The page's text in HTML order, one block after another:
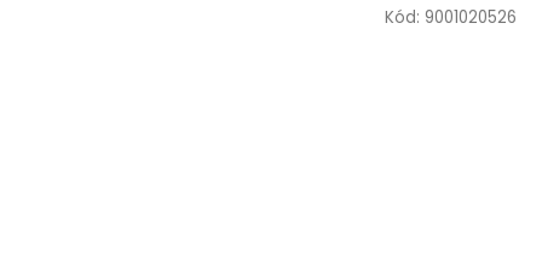
Kód: 9001020526